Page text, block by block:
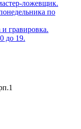
ложевщик.
по
и гравировка.
до 19.